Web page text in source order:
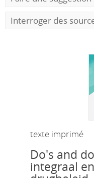
Interroger des
texte imprimé
Do's and
integraal